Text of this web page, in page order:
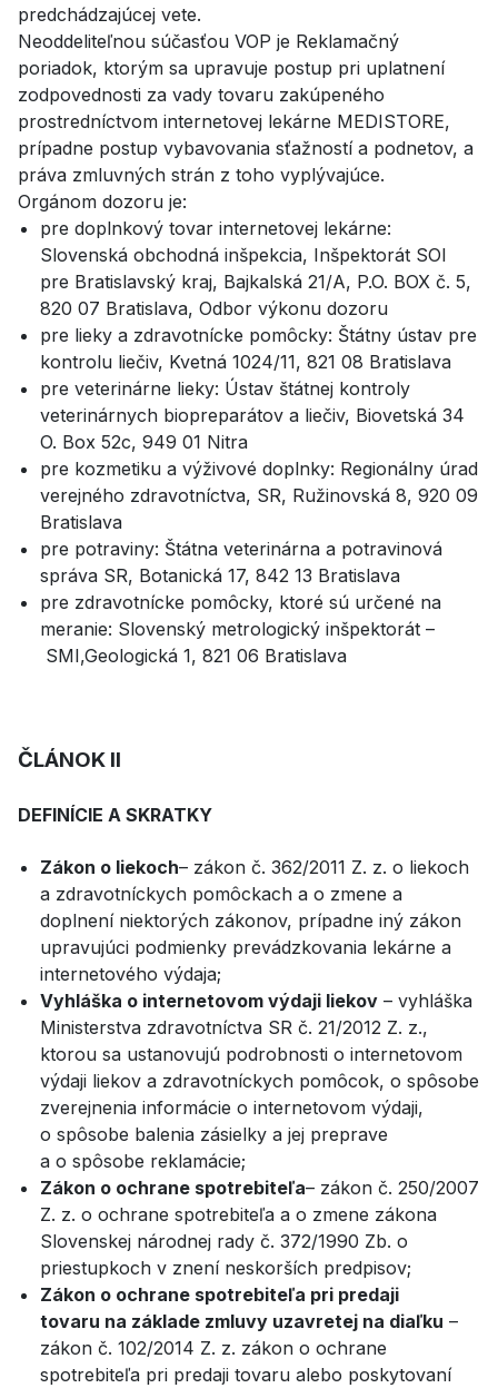
predchádzajúcej vete.
Neoddeliteľnou súčasťou VOP je Reklamačný
poriadok, ktorým sa upravuje postup pri uplatnení
zodpovednosti za vady tovaru zakúpeného
prostredníctvom internetovej lekárne MEDISTORE,
prípadne postup vybavovania sťažností a podnetov, a
práva zmluvných strán z toho vyplývajúce.
Orgánom dozoru je:
pre doplnkový tovar internetovej lekárne:
Slovenská obchodná inšpekcia, Inšpektorát SOI
pre Bratislavský kraj, Bajkalská 21/A, P.O. BOX č. 5,
820 07 Bratislava, Odbor výkonu dozoru
pre lieky a zdravotnícke pomôcky: Štátny ústav pre
kontrolu liečiv, Kvetná 1024/11, 821 08 Bratislava
pre veterinárne lieky: Ústav štátnej kontroly
veterinárnych biopreparátov a liečiv, Biovetská 34
O. Box 52c, 949 01 Nitra
pre kozmetiku a výživové doplnky: Regionálny úrad
verejného zdravotníctva, SR, Ružinovská 8, 920 09
Bratislava
pre potraviny: Štátna veterinárna a potravinová
správa SR, Botanická 17, 842 13 Bratislava
pre zdravotnícke pomôcky, ktoré sú určené na
meranie: Slovenský metrologický inšpektorát –
SMI,Geologická 1, 821 06 Bratislava
ČLÁNOK II
DEFINÍCIE A SKRATKY
Zákon o liekoch– zákon č. 362/2011 Z. z. o liekoch
a zdravotníckych pomôckach a o zmene a
doplnení niektorých zákonov, prípadne iný zákon
upravujúci podmienky prevádzkovania lekárne a
internetového výdaja;
Vyhláška o internetovom výdaji liekov – vyhláška
Ministerstva zdravotníctva SR č. 21/2012 Z. z.,
ktorou sa ustanovujú podrobnosti o internetovom
výdaji liekov a zdravotníckych pomôcok, o spôsobe
zverejnenia informácie o internetovom výdaji,
o spôsobe balenia zásielky a jej preprave
a o spôsobe reklamácie;
Zákon o ochrane spotrebiteľa– zákon č. 250/2007
Z. z. o ochrane spotrebiteľa a o zmene zákona
Slovenskej národnej rady č. 372/1990 Zb. o
priestupkoch v znení neskorších predpisov;
Zákon o ochrane spotrebiteľa pri predaji
tovaru na základe zmluvy uzavretej na diaľku –
zákon č. 102/2014 Z. z. zákon o ochrane
spotrebiteľa pri predaji tovaru alebo poskytovaní